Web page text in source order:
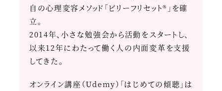
自の心理変容メソッド「ビリーフリセット®」を確
立。
2014年、小さな勉強会から活動をスタートし、
以来12年にわたって働く人の内面変革を支援
してきた。
オンライン講座（Udemy）「はじめての傾聴」は